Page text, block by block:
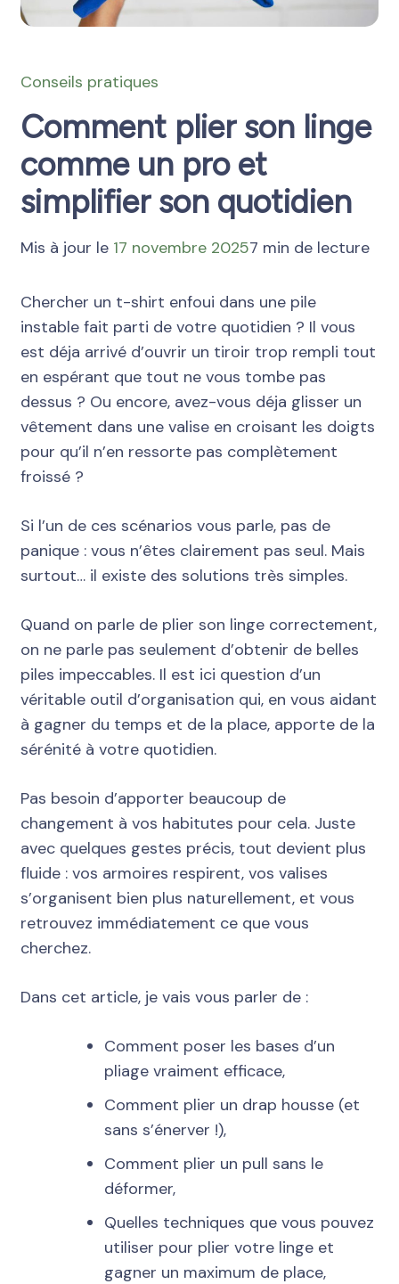
Conseils pratiques
Comment plier son linge
comme un pro et
simplifier son quotidien
Mis à jour le 17 novembre 20257 min de lecture
Chercher un t-shirt enfoui dans une pile
instable fait parti de votre quotidien ? Il vous
est déja arrivé d’ouvrir un tiroir trop rempli tout
en espérant que tout ne vous tombe pas
dessus ? Ou encore, avez-vous déja glisser un
vêtement dans une valise en croisant les doigts
pour qu’il n’en ressorte pas complètement
froissé ?
Si l’un de ces scénarios vous parle, pas de
panique : vous n’êtes clairement pas seul. Mais
surtout… il existe des solutions très simples.
Quand on parle de plier son linge correctement,
on ne parle pas seulement d’obtenir de belles
piles impeccables. Il est ici question d’un
véritable outil d’organisation qui, en vous aidant
à gagner du temps et de la place, apporte de la
sérénité à votre quotidien.
Pas besoin d’apporter beaucoup de
changement à vos habitutes pour cela. Juste
avec quelques gestes précis, tout devient plus
fluide : vos armoires respirent, vos valises
s’organisent bien plus naturellement, et vous
retrouvez immédiatement ce que vous
cherchez.
Dans cet article, je vais vous parler de :
Comment poser les bases d’un
pliage vraiment efficace,
Comment plier un drap housse (et
sans s’énerver !),
Comment plier un pull sans le
déformer,
Quelles techniques que vous pouvez
utiliser pour plier votre linge et
gagner un maximum de place,